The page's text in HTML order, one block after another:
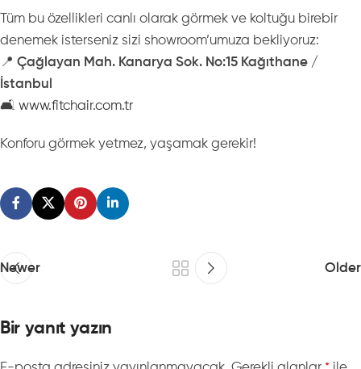
Tüm bu özellikleri canlı olarak görmek ve koltuğu birebir
denemek isterseniz sizi showroom’umuza bekliyoruz:
📍 Çağlayan Mah. Kanarya Sok. No:15 Kağıthane /
İstanbul
🛋️ www.fitchair.com.tr
Konforu görmek yetmez, yaşamak gerekir!
Newer Older
Bir yanıt yazın